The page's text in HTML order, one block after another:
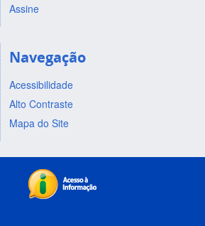
Assine
Navegação
Acessibilidade
Alto Contraste
Mapa do Site